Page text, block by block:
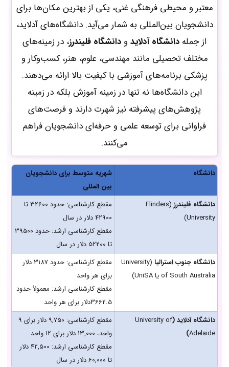
معتبر و محیطی فرهنگی غنی، یکی از بهترین مکان‌ها برای
دانشجویان بین‌المللی به شمار می‌آید. دانشگاه‌های آدلاید،
از جمله دانشگاه آدلاید و دانشگاه فلیندرز، در زمینه‌های
مختلف تحصیلی مانند مهندسی، علوم، هنر، کسب‌وکار و
پزشکی برنامه‌های آموزشی با کیفیت بالا ارائه می‌دهند.
این دانشگاه‌ها نه تنها در زمینه آموزش بلکه در زمینه
پژوهش‌های پیشرفته نیز شهرت دارند و فرصت‌های
فراوانی برای توسعه علمی و حرفه‌ای دانشجویان فراهم
می‌کنند.
دانشگاه
شهریه متوسط برای دانشجویان
بین المللی
دانشگاه فلیندرز (Flinders
University)
مقطع کارشناسی: حدود 32600 تا
42900 دلار در سال
مقطع کارشناسی ارشد: حدود 39500
تا 52200 دلار در سال
دانشگاه جنوب استرالیا (University
of South Australia یا UniSA)
مقطع کارشناسی: حدود 3187 دلار
برای هر واحد
مقطع کارشناسی ارشد: معمولاً حدود
3662.5دلار برای هر واحد
دانشگاه آدلاید (University of
Adelaide
)
مقطع کارشناسی: 9,750 دلار برای 9
واحد، 13,000 دلار برای 12 واحد
مقطع کارشناسی ارشد: 42,500 دلار
تا 60,000 دلار در سال